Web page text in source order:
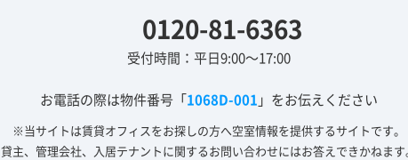
0120-81-6363
受付時間：平日9:00～17:00
お電話の際は物件番号「1068D-001 」をお伝えください
※当サイトは賃貸オフィスをお探しの方へ空室情報を提供するサイトです。
貸主、管理会社、入居テナントに関するお問い合わせにはお答えできかねま